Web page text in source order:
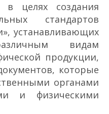
в целях создания
стандартов
устанавливающих
видам
продукции,
которые
органами
и физическими